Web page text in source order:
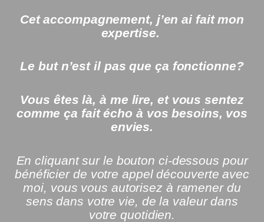
Cet accompagnement, j’en ai fait mon
expertise.
Le but n’est il pas que ça fonctionne?
Vous êtes là, à me lire, et vous sentez
comme ça fait écho à vos besoins, vos
envies.
En cliquant sur le bouton ci-dessous pour
bénéficier de votre appel découverte avec
moi, vous vous autorisez à ramener du
sens dans votre vie, de la valeur dans
votre quotidien.